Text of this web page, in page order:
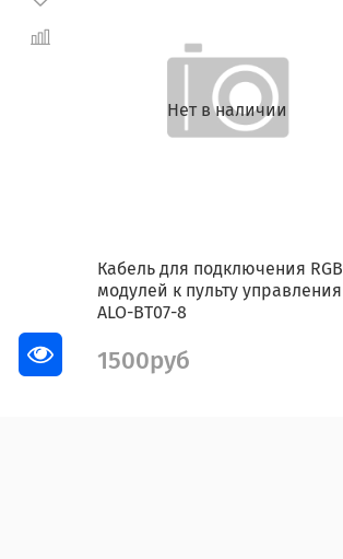
Нет в наличии
Кабель для подключения RGB
модулей к пульту управления
ALO-BT07-8
1500руб